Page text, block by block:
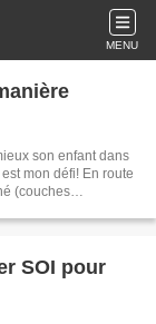
MENU
son enfant dans
mon défi! En route
(couches
SOI pour